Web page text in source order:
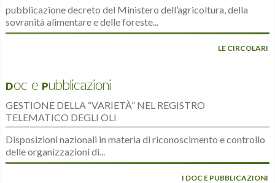
pubblicazione decreto del Ministero dell’agricoltura, della
sovranità alimentare e delle foreste...
LE CIRCOLARI
Doc e Pubblicazioni
GESTIONE DELLA “VARIETÀ” NEL REGISTRO
TELEMATICO DEGLI OLI
Disposizioni nazionali in materia di riconoscimento e controllo
delle organizzazioni di...
I DOC E PUBBLICAZIONI